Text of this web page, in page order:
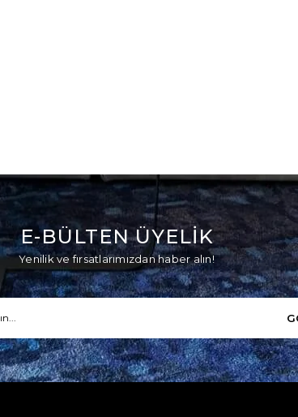
E-BÜLTEN ÜYELİK
Yenilik ve fırsatlarımızdan haber alın!